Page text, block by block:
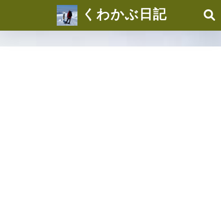
くわかぶ日記